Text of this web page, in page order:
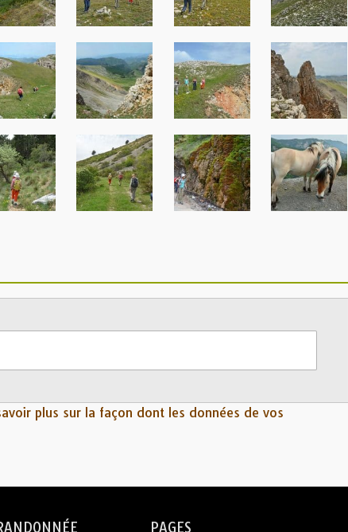
plus sur la façon dont les données de vos
PAGES